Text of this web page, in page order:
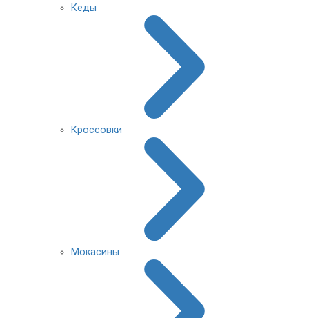
Кеды
Кроссовки
Мокасины